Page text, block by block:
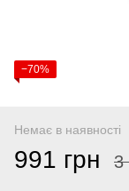
−70%
Немає в наявності
991 грн 3